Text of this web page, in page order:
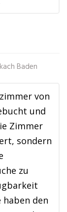
Baden
von
und
Zimmer
sondern
zu
haben den